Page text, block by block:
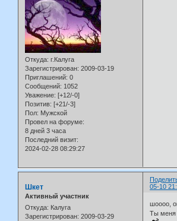
Откуда: г.Калуга
Зарегистрирован: 2009-03-19
Приглашений: 0
Сообщений: 1052
Уважение: [+12/-0]
Позитив: [+21/-3]
Пол: Мужской
Провел на форуме:
8 дней 3 часа
Последний визит:
2024-02-28 08:29:27
05-10
Шкет
Активный участник
Откуда: Калуга
Зарегистрирован: 2009-03-29
шоooo,
Ты меня